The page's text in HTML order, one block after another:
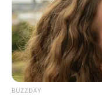
รวมวิธีกำจัดไขมันที่
LUMETHINK.COM
BUZZDAY